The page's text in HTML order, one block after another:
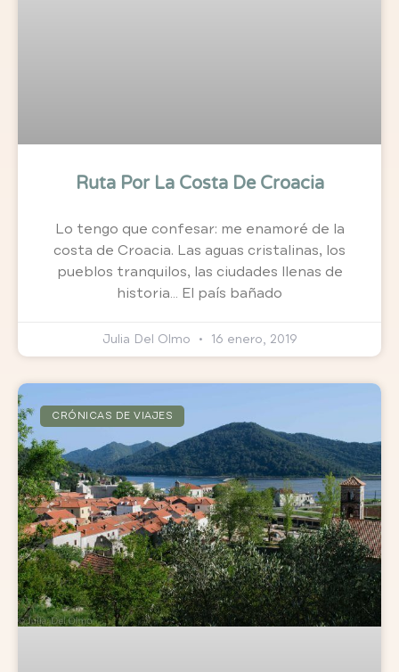
Ruta Por La Costa De Croacia
Lo tengo que confesar: me enamoré de la
costa de Croacia. Las aguas cristalinas, los
pueblos tranquilos, las ciudades llenas de
historia… El país bañado
Julia Del Olmo 16 enero, 2019
CRÓNICAS DE VIAJES